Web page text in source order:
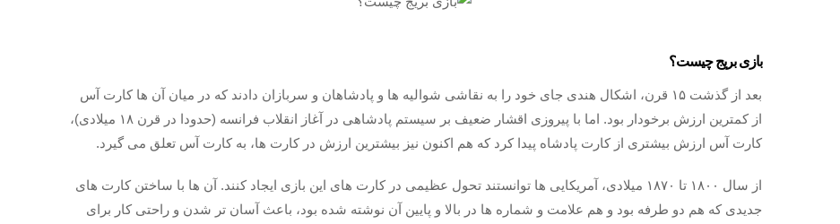
بازی بریج چیست؟
بعد از گذشت ۱۵ قرن، اشکال هندی جای خود را به نقاشی شوالیه ها و پادشاهان و سربازان دادند که در میان آن ها کارت آس
از کمترین ارزش برخودار بود. اما با پیروزی اقشار ضعیف بر سیستم پادشاهی در آغاز انقلاب فرانسه (حدودا در قرن ۱۸ میلادی)،
کارت آس ارزش بیشتری از کارت پادشاه پیدا کرد که هم اکنون نیز بیشترین ارزش در کارت ها، به کارت آس تعلق می گیرد.
از سال ۱۸۰۰ تا ۱۸۷۰ میلادی، آمریکایی ها توانستند تحول عظیمی در کارت های این بازی ایجاد کنند. آن ها با ساختن کارت های
جدیدی که هم دو طرفه بود و هم علامت و شماره ها در بالا و پایین آن نوشته شده بود، باعث آسان تر شدن و راحتی کار برای